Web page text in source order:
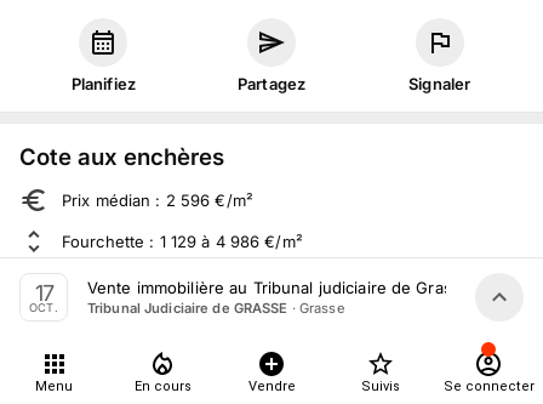
Planifiez Partagez Signaler
Cote aux enchères
Prix médian : 2 596 €/m²
Fourchette : 1 129 à 4 986 €/m²
Sur 1 065 ventes aux enchères dans le département
À propos
17
OCT.
Vente immobilière au Tribunal judiciaire de Grasse le 17
Tribunal Judiciaire de GRASSE · Grasse
Menu En cours Vendre Suivis Se connecter